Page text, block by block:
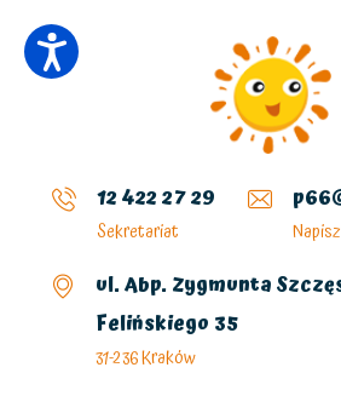
12 422 27 29
Sekretariat
ul. Abp. Zygmunta
Felińskiego 35
31-236 Kraków